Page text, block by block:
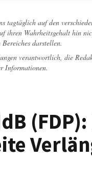
tagtäglich auf den
ihren Wahrheitsgehalt hin
darstellen.
verantwortlich, die
Informationen.